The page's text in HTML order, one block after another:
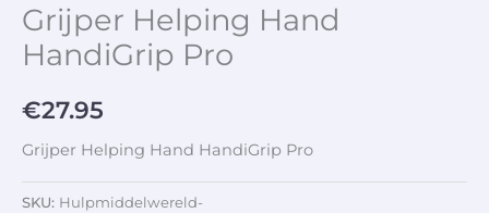
Grijper Helping Hand
HandiGrip Pro
€27.95
Grijper Helping Hand HandiGrip Pro
SKU: Hulpmiddelwereld-